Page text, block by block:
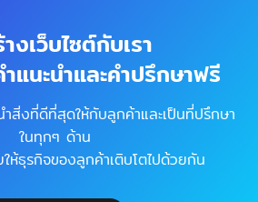
งเว็บไซต์กับเรา
แนะนำและคำปรึกษาฟรี
ำสิ่งที่ดีที่สุดให้กับลูกค้าและเป็นที่ปรึกษา
ในทุกๆ ด้าน
ให้ธุรกิจของลูกค้าเติบโตไปด้วยกัน